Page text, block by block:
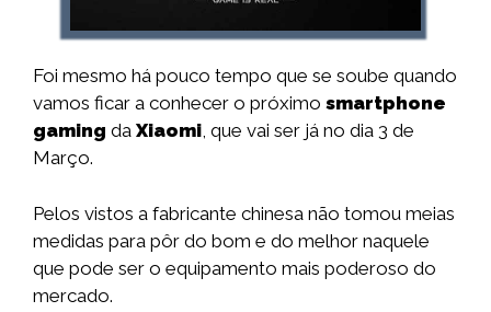
Foi mesmo há pouco tempo que se soube quando
vamos ficar a conhecer o próximo smartphone
gaming da Xiaomi, que vai ser já no dia 3 de
Março.
Pelos vistos a fabricante chinesa não tomou meias
medidas para pôr do bom e do melhor naquele
que pode ser o equipamento mais poderoso do
mercado.